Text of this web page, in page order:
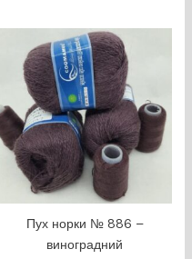
Пух норки № 886 –
виноградний